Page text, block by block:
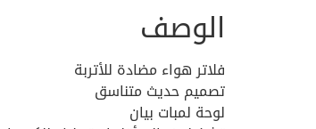
الوصف
فلاتر هواء مضادة للأتربة
تصميم حديث متناسق
لوحة لمبات بيان